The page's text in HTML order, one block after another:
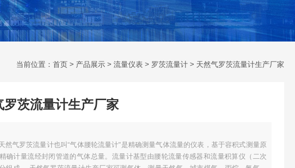
当前位置： 首页 > 产品展示 > 流量仪表 > 罗茨流量计 > 天然气罗茨流量计生产厂家
罗茨流量计生产厂家
然气罗茨流量计也叫“气体腰轮流量计"是精确测量气体流量的仪表，基于容积式测量原
确计量流经封闭管道的气体总量。流量计基型由腰轮流量传感器和流量积算仪（二次